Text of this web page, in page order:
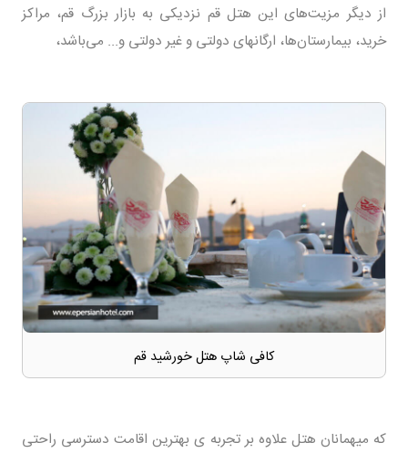
از دیگر مزیت‌های این هتل قم نزدیکی به بازار بزرگ قم، مراکز
خرید، بیمارستان‌ها، ارگانهای دولتی و غیر دولتی و... می‌باشد،
کافی شاپ هتل خورشید قم
که میهمانان هتل علاوه بر تجربه ی بهترین اقامت دسترسی راحتی